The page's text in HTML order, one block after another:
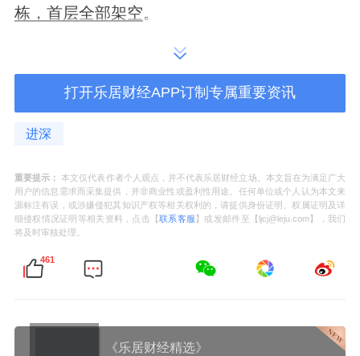
栋，首层全部架空。
6#楼更是连2层都做成了公共空间，住宅被抬
到3层起步。
口广场，并通过风雨连廊向内延伸，将多个邻
里共享空间、配套楼和架空层巧妙串联。
绕，与4个架空层共同形成了一个连贯且极具质
没做镂空顶的大门，本身也是一道风雨连廊，
打开乐居财经APP订制专属重要资讯
进深
重要提示： 本文仅代表作者个人观点，并不代表乐居财经立场。本文旨在为满足广大
用户的信息需求而采集提供，并非商业性或盈利性用途。任何单位或个人认为本文来
源标注有误，或涉嫌侵犯其知识产权等相关权利的，请提供身份证明、权属证明及详
细侵权情况证明等相关资料，点击【联系客服 】或发邮件至【ljcj@leju.com】，我们
将及时审核处理。
461
《乐居财经精选》